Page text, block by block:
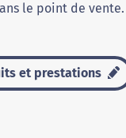
le point de vente.
et prestations